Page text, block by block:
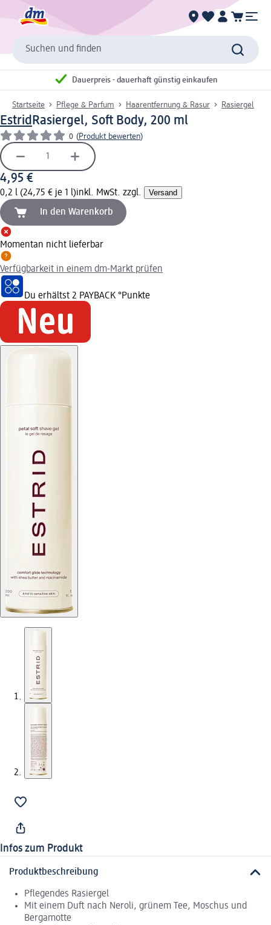
Suchen und finden
Dauerpreis - dauerhaft günstig einkaufen
Startseite Pflege & Parfum Haarentfernung & Rasur Rasiergel
EstridRasiergel, Soft Body, 200 ml
0 (Produkt bewerten)
4,95 €
0,2 l (24,75 € je 1 l)inkl. MwSt. zzgl. Versand
In den Warenkorb
Momentan nicht lieferbar
Verfügbarkeit in einem dm-Markt prüfen
Du erhältst 2 PAYBACK °Punkte
Infos zum Produkt
Produktbeschreibung
Pflegendes Rasiergel
Mit einem Duft nach Neroli, grünem Tee, Moschus und
Bergamotte